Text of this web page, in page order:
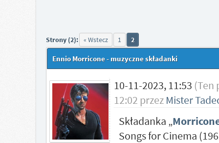
Strony (2): « Wstecz 1 2
Ennio Morricone - muzyczne składanki
10-11-2023, 11:53 (Ten
12:02 przez Mister
Składanka „
Songs for Cinema